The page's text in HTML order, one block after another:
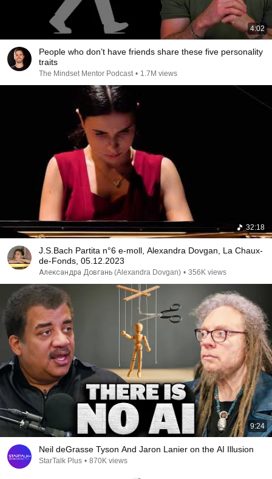
4:02
People who don’t have friends share these five personality
traits
The Mindset Mentor Podcast • 1.7M views
32:18
J.S.Bach Partita n°6 e-moll, Alexandra Dovgan, La Chaux-
de-Fonds, 05.12.2023
Александра Довгань (Alexandra Dovgan) • 356K views
9:24
Neil deGrasse Tyson And Jaron Lanier on the AI Illusion
StarTalk Plus • 870K views